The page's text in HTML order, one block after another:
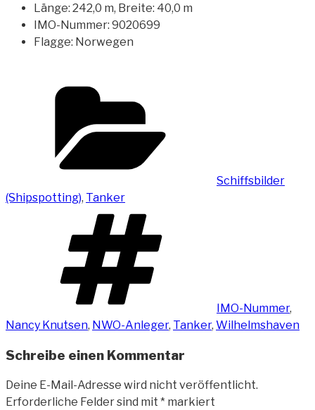
Länge: 242,0 m, Breite: 40,0 m
IMO-Nummer: 9020699
Flagge: Norwegen
Schiffsbilder
(Shipspotting), Tanker
IMO-Nummer,
Nancy Knutsen, NWO-Anleger, Tanker, Wilhelmshaven
Schreibe einen Kommentar
Deine E-Mail-Adresse wird nicht veröffentlicht.
Erforderliche Felder sind mit * markiert